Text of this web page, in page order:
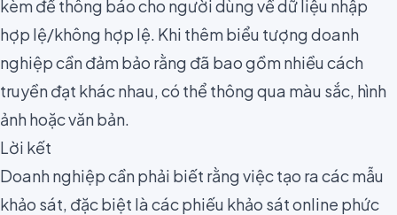
kèmđể thông báo cho người dùng về dữ liệu nhập
hợp lệ/không hợp lệ. Khi thêm biểu tượng doanh
nghiệp cần đảm bảo rằng đã bao gồm nhiều cách
truyền đạt khác nhau, có thể thông qua màu sắc, hình
ảnh hoặc văn bản.
Lời kết
Doanh nghiệp cần phải biết rằng việc tạo ra các mẫu
khảo sát, đặc biệt là các phiếu khảo sát online phức